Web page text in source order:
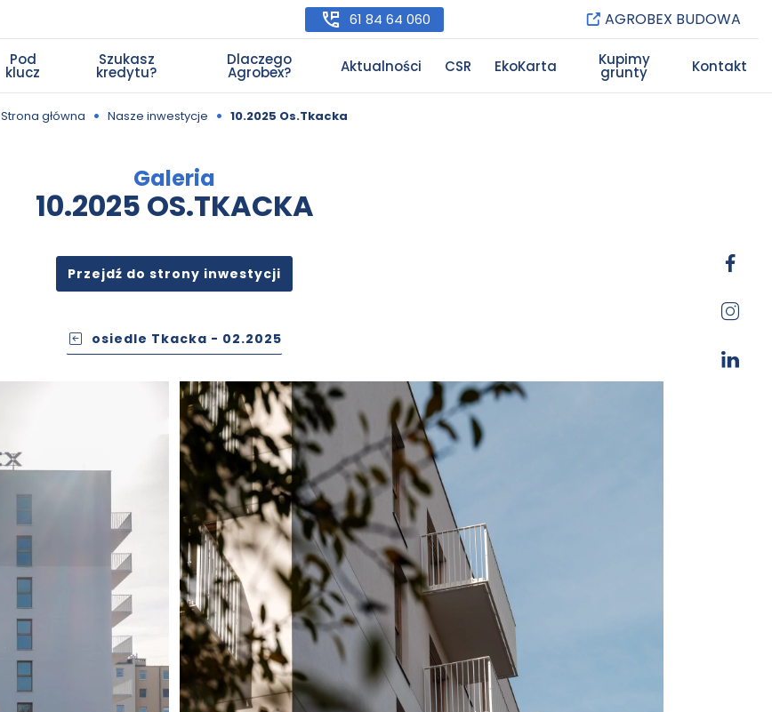
61 84 64 060 AGROBEX BUDOWA
Pod
klucz
Szukasz
kredytu?
Dlaczego
Agrobex? Aktualności CSR EkoKarta Kupimy
grunty Kontakt
Strona główna • Nasze inwestycje • 10.2025 Os.Tkacka
Galeria
10.2025 OS.TKACKA
Przejdź do strony inwestycji
osiedle Tkacka - 02.2025